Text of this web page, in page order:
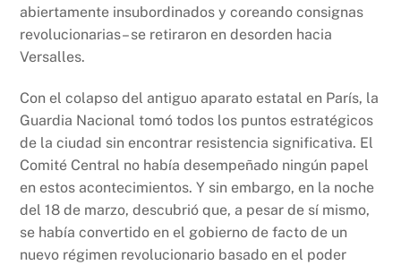
abiertamente insubordinados y coreando consignas
revolucionarias– se retiraron en desorden hacia
Versalles.
Con el colapso del antiguo aparato estatal en París, la
Guardia Nacional tomó todos los puntos estratégicos
de la ciudad sin encontrar resistencia significativa. El
Comité Central no había desempeñado ningún papel
en estos acontecimientos. Y sin embargo, en la noche
del 18 de marzo, descubrió que, a pesar de sí mismo,
se había convertido en el gobierno de facto de un
nuevo régimen revolucionario basado en el poder